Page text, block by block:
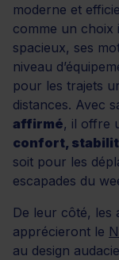
moderne et
comme un choix
spacieux, ses
niveau
pour les trajets
distances. Avec
affirmé, il offre
confort,
soit pour les
escapades du
De leur côté, les
apprécieront le
au design